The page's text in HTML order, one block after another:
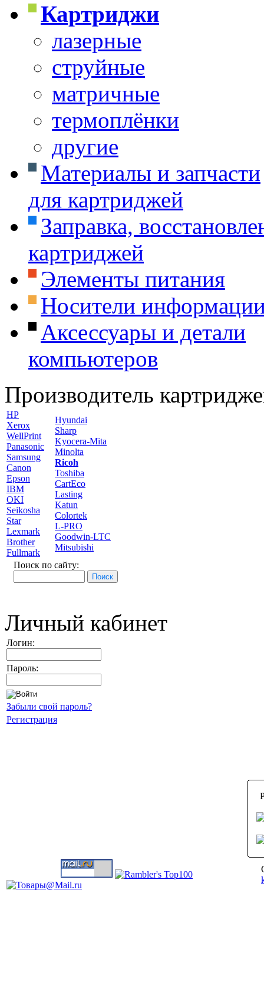
Картриджи
лазерные
струйные
матричные
термоплёнки
другие
Материалы и запчасти
для картриджей
Заправка,
картриджей
Элементы питания
Носители
Аксессуары и детали
компьютеров
Производитель
HP
Xerox
WellPrint
Panasonic
Samsung
Canon
Epson
IBM
OKI
Seikosha
Star
Lexmark
Brother
Fullmark
Hyundai
Sharp
Kyocera-Mita
Minolta
Ricoh
Toshiba
CartEco
Lasting
Katun
Colortek
L-PRO
Goodwin-LTC
Mitsubishi
Поиск по сайту:
Личный кабинет
Логин:
Пароль:
Забыли свой пароль?
Регистрация